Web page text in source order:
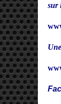
sur